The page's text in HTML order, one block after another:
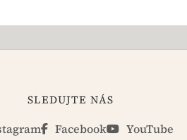
SLEDUJTE NÁS
Facebook YouTube